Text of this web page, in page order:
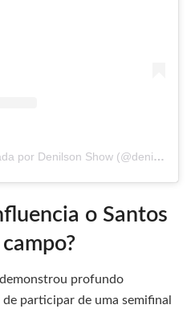
Uma publicação compartilhada por Denilson Show (@denilsonshow)
o Santos
profundo
participar de uma semifinal